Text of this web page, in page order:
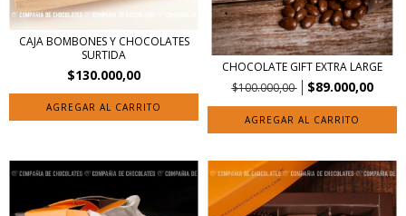
CAJA BOMBONES Y CHOCOLATES
SURTIDA
$130.000,00
CHOCOLATE GIFT EXTRA LARGE
$100.000,00
$89.000,00